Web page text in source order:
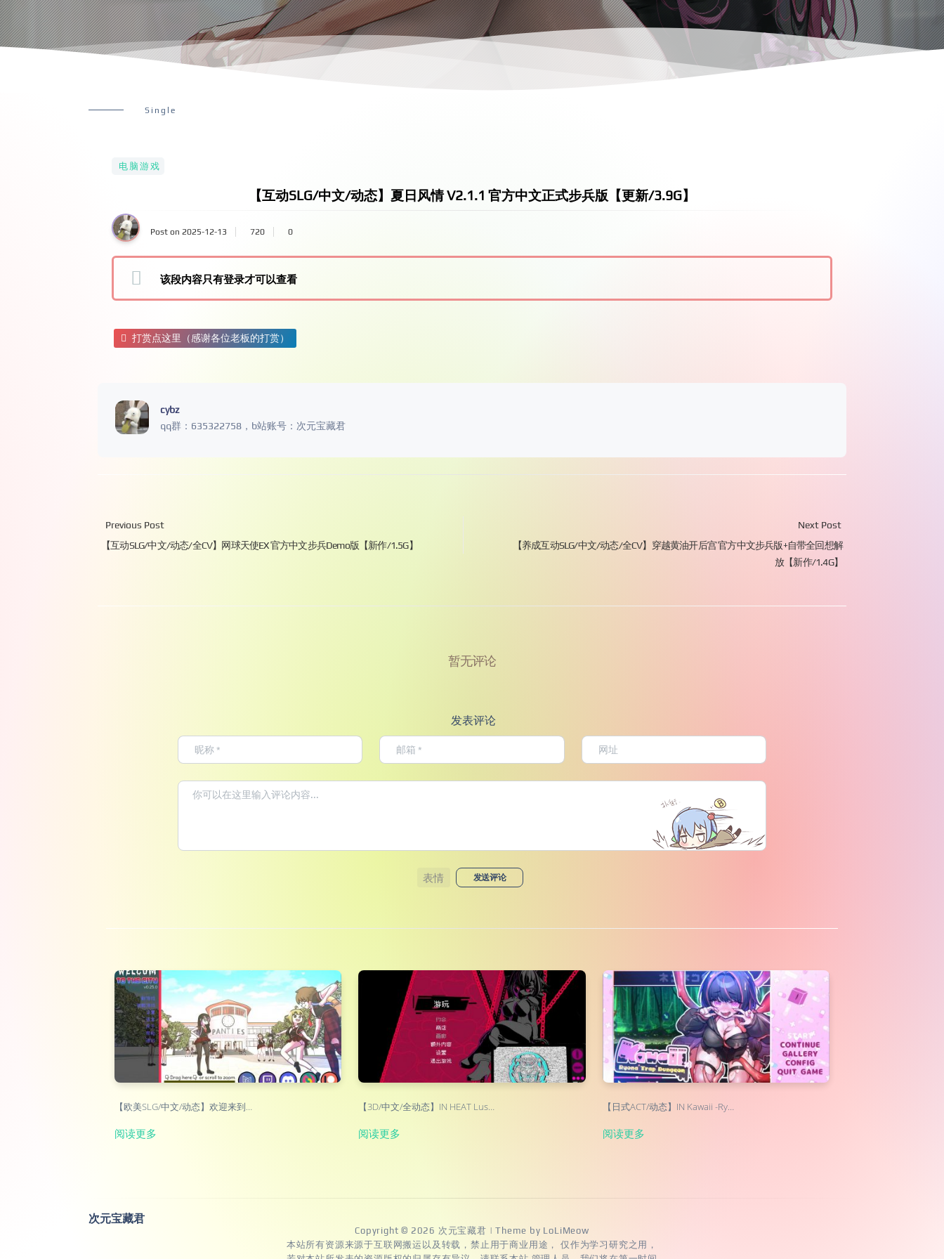
Single
电脑游戏
【互动SLG/中文/动态】夏日风情 V2.1.1 官方中文正式步兵版【更新/3.9G】
Post on 2025-12-13 720 0
该段内容只有登录才可以查看
打赏点这里（感谢各位老板的打赏）
cybz
qq群：635322758，b站账号：次元宝藏君
Previous Post
【互动SLG/中文/动态/全CV】网球天使EX 官方中文步兵Demo版【新作/1.5G】
Next Post
【养成互动SLG/中文/动态/全CV】穿越黄油开后宫 官方中文步兵版+自带全回想解
放【新作/1.4G】
暂无评论
发表评论
表情 发送评论
【欧美SLG/中文/动态】欢迎来到…
阅读更多
【3D/中文/全动态】IN HEAT Lus…
阅读更多
【日式ACT/动态】IN Kawaii -Ry…
阅读更多
次元宝藏君
Copyright © 2026 次元宝藏君 | Theme by LoLiMeow
本站所有资源来源于互联网搬运以及转载，禁止用于商业用途， 仅作为学习研究之用，